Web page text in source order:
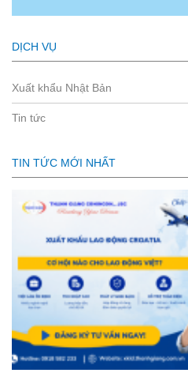
DỊCH VỤ
Xuất khẩu Nhật Bản
Tin tức
TIN TỨC MỚI NHẤT